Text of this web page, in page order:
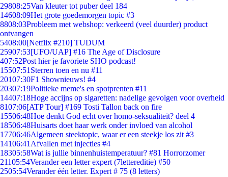
29808:25Van kleuter tot puber deel 184
14608:09Het grote goedemorgen topic #3
8808:03Probleem met webshop: verkeerd (veel duurder) product
ontvangen
5408:00[Netflix #210] TUDUM
25907:53[UFO/UAP] #16 The Age of Disclosure
407:52Post hier je favoriete SHO podcast!
15507:51 Sterren toen en nu #11
20107:30F1 Shownieuws! #4
20307:19Politieke meme's en spotprenten #11
14407:18Hoge accijns op sigaretten: nadelige gevolgen voor overheid
8107:06[ATP Tour] #169 Tosti Tallon back on fire
15506:48Hoe denkt God echt over homo-seksualiteit? deel 4
18506:48Huisarts doet haar werk onder invloed van alcohol
17706:46Algemeen steektopic, waar er een steekje los zit #3
14106:41 Afvallen met injecties #4
18305:58Wat is jullie binnenhuistemperatuur? #81 Horrorzomer
21105:54Verander een letter expert (7lettereditie) #50
2505:54Verander één letter. Expert # 75 (8 letters)